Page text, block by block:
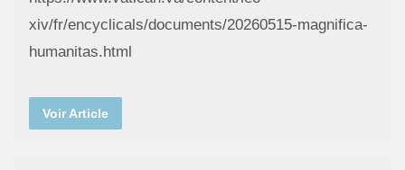
xiv/fr/encyclicals/documents/20260515-magnifica-
humanitas.html
Voir Article